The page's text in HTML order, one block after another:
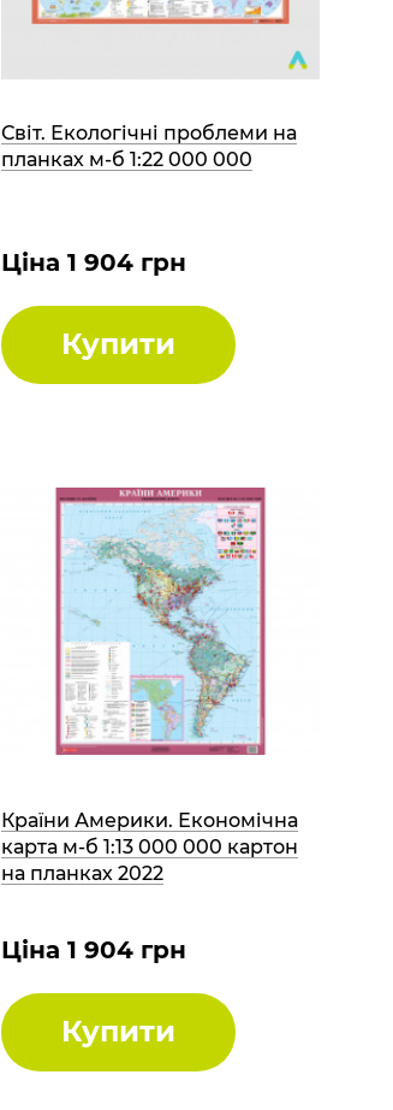
Світ. Екологічні проблеми на
планках м-б 1:22 000 000
Ціна 1 904 грн
Купити
Країни Америки. Економічна
карта м-б 1:13 000 000 картон
на планках 2022
Ціна 1 904 грн
Купити